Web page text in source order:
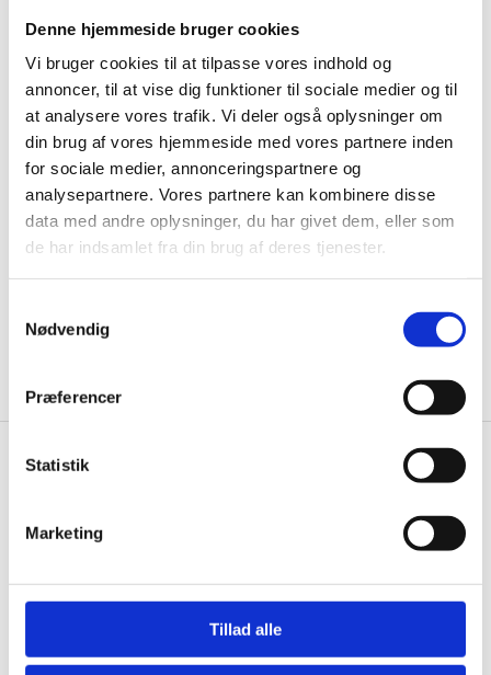
Denne hjemmeside bruger cookies
Vi bruger cookies til at tilpasse vores indhold og
annoncer, til at vise dig funktioner til sociale medier og til
at analysere vores trafik. Vi deler også oplysninger om
din brug af vores hjemmeside med vores partnere inden
for sociale medier, annonceringspartnere og
analysepartnere. Vores partnere kan kombinere disse
data med andre oplysninger, du har givet dem, eller som
de har indsamlet fra din brug af deres tjenester.
Nødvendig
Præferencer
Statistik
Marketing
Tillad alle
Få de bedste tilbud først!
Husk at tilmelde dig vores nyhedsbrev og vær først
til de bedste tilbud. Og bare rolig, vi spammer dig
ikke, men sender kun relevante tilbud og
informationer til dig.
Knivblokken.dk
Rømersvej 33
CVR: 38952986
Tlf.71 99 30 98